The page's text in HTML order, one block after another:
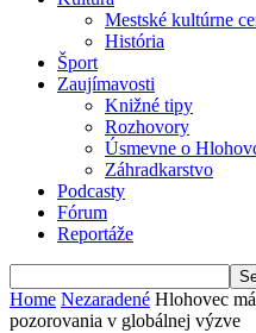
Mestské kultúrne
História
Šport
Zaujímavosti
Knižné tipy
Rozhovory
Úsmevne o
Záhradkarstvo
Podcasty
Fórum
Reportáže
Home Nezaradené Hlohovec
pozorovania v globálnej výzve